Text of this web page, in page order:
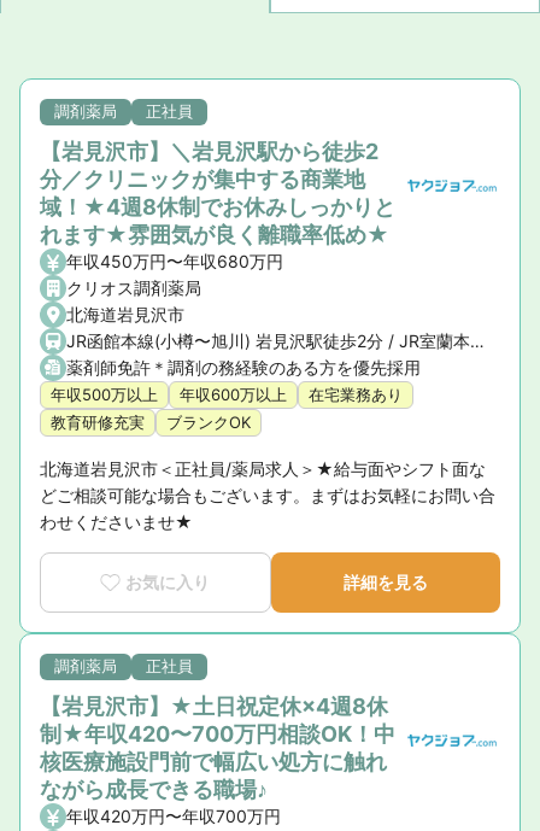
調剤薬局 正社員
【岩見沢市】＼岩見沢駅から徒歩2
分／クリニックが集中する商業地
域！★4週8休制でお休みしっかりと
れます★雰囲気が良く離職率低め★
年収450万円〜年収680万円
クリオス調剤薬局
北海道岩見沢市
JR函館本線(小樽〜旭川) 岩見沢駅徒歩2分 / JR室蘭本線(苫小牧〜岩見沢) 岩見沢駅徒歩2分
薬剤師免許＊調剤の務経験のある方を優先採用
年収500万以上 年収600万以上
在宅業務あり
教育研修充実
ブランクOK
北海道岩見沢市＜正社員/薬局求人＞★給与面やシフト面な
どご相談可能な場合もございます。まずはお気軽にお問い合
わせくださいませ★
お気に入り 詳細を見る
調剤薬局 正社員
【岩見沢市】★土日祝定休×4週8休
制★年収420〜700万円相談OK！中
核医療施設門前で幅広い処方に触れ
ながら成長できる職場♪
年収420万円〜年収700万円